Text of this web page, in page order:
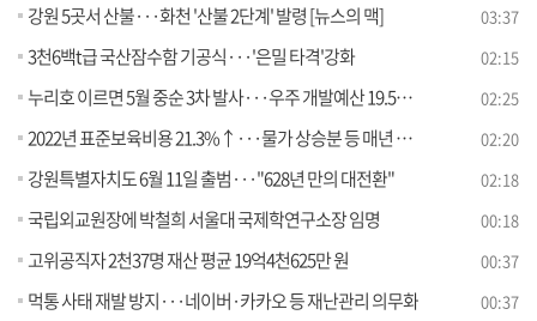
강원 5곳서 산불···화천 '산불 2단계' 발령 [뉴스의 맥] 03:37
3천6백t급 국산잠수함 기공식···'은밀 타격'강화 02:15
누리호 이르면 5월 중순 3차 발사···우주 개발예산 19.5%↑ 02:25
2022년 표준보육비용 21.3%↑···물가 상승분 등 매년 반영 02:20
강원특별자치도 6월 11일 출범···"628년 만의 대전환" 02:18
국립외교원장에 박철희 서울대 국제학연구소장 임명 00:18
고위공직자 2천37명 재산 평균 19억4천625만 원 00:37
먹통 사태 재발 방지···네이버·카카오 등 재난관리 의무화 00:37